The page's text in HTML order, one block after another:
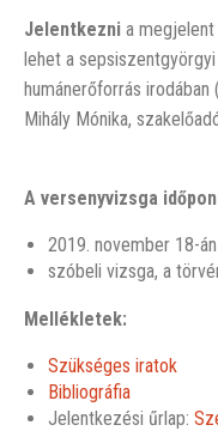
Jelentkezni a
lehet a
humánerőforrás
Mihály Mónika,
A versenyvizsga
2019. november 18-
szóbeli vizsga, a
Mellékletek:
Szükséges iratok
Bibliográfia
Jelentkezési űrlap: